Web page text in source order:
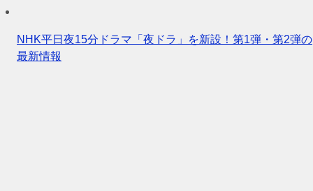
NHK平日夜15分ドラマ「夜ドラ」を新設！第1弾・第2弾の
最新情報